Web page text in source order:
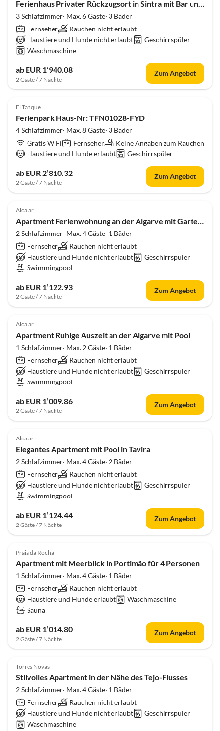
Ferienhaus Privater Rückzugsort in Sintra mit Bar und Garten
3 Schlafzimmer· Max. 6 Gäste· 3 Bäder
Fernseher
Rauchen nicht erlaubt
Haustiere und Hunde nicht erlaubt
Geschirrspüler
Waschmaschine
ab EUR 1’940.08
2 Gäste / 7 Nächte
Zum Angebot
El Tanque
Ferienpark Haus-Nr: TFN01028-FYD
4 Schlafzimmer· Max. 8 Gäste· 3 Bäder
Gratis WiFi
Fernseher
Keine Angaben zum Rauchen
Haustiere und Hunde erlaubt
Geschirrspüler
ab EUR 2’810.32
2 Gäste / 7 Nächte
Zum Angebot
Alcalar
Apartment Ferienwohnung an der Algarve mit Garten und Pool
2 Schlafzimmer· Max. 4 Gäste· 1 Bäder
Fernseher
Rauchen nicht erlaubt
Haustiere und Hunde nicht erlaubt
Geschirrspüler
Swimmingpool
ab EUR 1’122.93
2 Gäste / 7 Nächte
Zum Angebot
Alcalar
Apartment Ruhige Auszeit an der Algarve mit Pool
1 Schlafzimmer· Max. 2 Gäste· 1 Bäder
Fernseher
Rauchen nicht erlaubt
Haustiere und Hunde nicht erlaubt
Geschirrspüler
Swimmingpool
ab EUR 1’009.86
2 Gäste / 7 Nächte
Zum Angebot
Alcalar
Elegantes Apartment mit Pool in Tavira
2 Schlafzimmer· Max. 4 Gäste· 2 Bäder
Fernseher
Rauchen nicht erlaubt
Haustiere und Hunde nicht erlaubt
Geschirrspüler
Swimmingpool
ab EUR 1’124.44
2 Gäste / 7 Nächte
Zum Angebot
Praia da Rocha
Apartment mit Meerblick in Portimão für 4 Personen
1 Schlafzimmer· Max. 4 Gäste· 1 Bäder
Fernseher
Rauchen nicht erlaubt
Haustiere und Hunde erlaubt
Waschmaschine
Sauna
ab EUR 1’014.80
2 Gäste / 7 Nächte
Zum Angebot
Torres Novas
Stilvolles Apartment in der Nähe des Tejo-Flusses
2 Schlafzimmer· Max. 4 Gäste· 1 Bäder
Fernseher
Rauchen nicht erlaubt
Haustiere und Hunde nicht erlaubt
Geschirrspüler
Waschmaschine